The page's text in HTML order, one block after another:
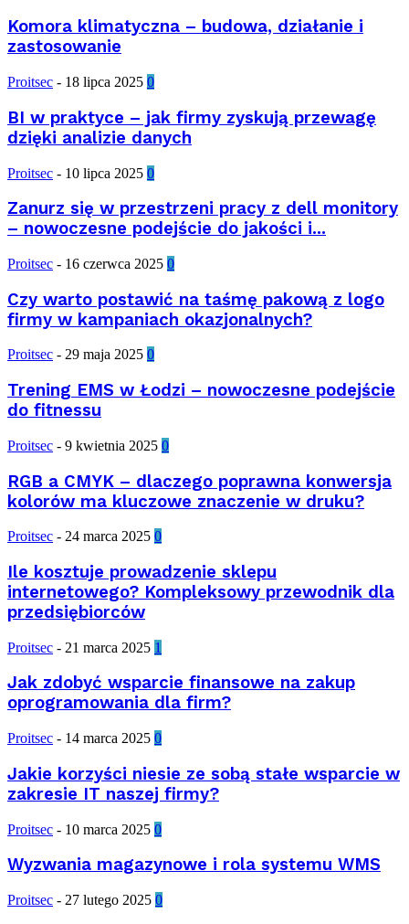
Komora klimatyczna – budowa, działanie i
zastosowanie
Proitsec - 18 lipca 2025 0
BI w praktyce – jak firmy zyskują przewagę
dzięki analizie danych
Proitsec - 10 lipca 2025 0
Zanurz się w przestrzeni pracy z dell monitory
– nowoczesne podejście do jakości i...
Proitsec - 16 czerwca 2025 0
Czy warto postawić na taśmę pakową z logo
firmy w kampaniach okazjonalnych?
Proitsec - 29 maja 2025 0
Trening EMS w Łodzi – nowoczesne podejście
do fitnessu
Proitsec - 9 kwietnia 2025 0
RGB a CMYK – dlaczego poprawna konwersja
kolorów ma kluczowe znaczenie w druku?
Proitsec - 24 marca 2025 0
Ile kosztuje prowadzenie sklepu
internetowego? Kompleksowy przewodnik dla
przedsiębiorców
Proitsec - 21 marca 2025 1
Jak zdobyć wsparcie finansowe na zakup
oprogramowania dla firm?
Proitsec - 14 marca 2025 0
Jakie korzyści niesie ze sobą stałe wsparcie w
zakresie IT naszej firmy?
Proitsec - 10 marca 2025 0
Wyzwania magazynowe i rola systemu WMS
Proitsec - 27 lutego 2025 0